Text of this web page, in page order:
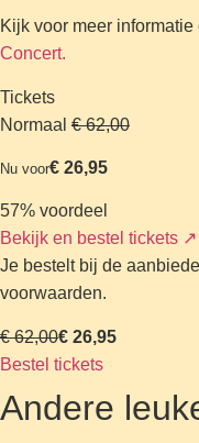
Kijk voor meer
Concert.
Tickets
Normaal € 62,00
Nu voor€ 26,95
57% voordeel
Bekijk en bestel tickets ↗
Je bestelt bij de
voorwaarden.
€ 62,00€ 26,95
Bestel tickets
Andere